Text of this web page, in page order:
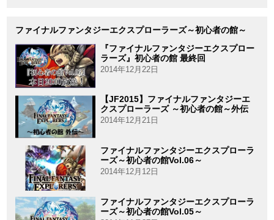
ファイナルファンタジーエクスプローラーズ～初心者の館～
『ファイナルファンタジーエクスプロー
ラーズ』初心者の館 最終回
2014年12月22日
【JF2015】ファイナルファンタジーエ
クスプローラーズ ～初心者の館～外伝
2014年12月21日
ファイナルファンタジーエクスプローラ
ーズ～初心者の館Vol.06～
2014年12月12日
ファイナルファンタジーエクスプローラ
ーズ～初心者の館Vol.05～